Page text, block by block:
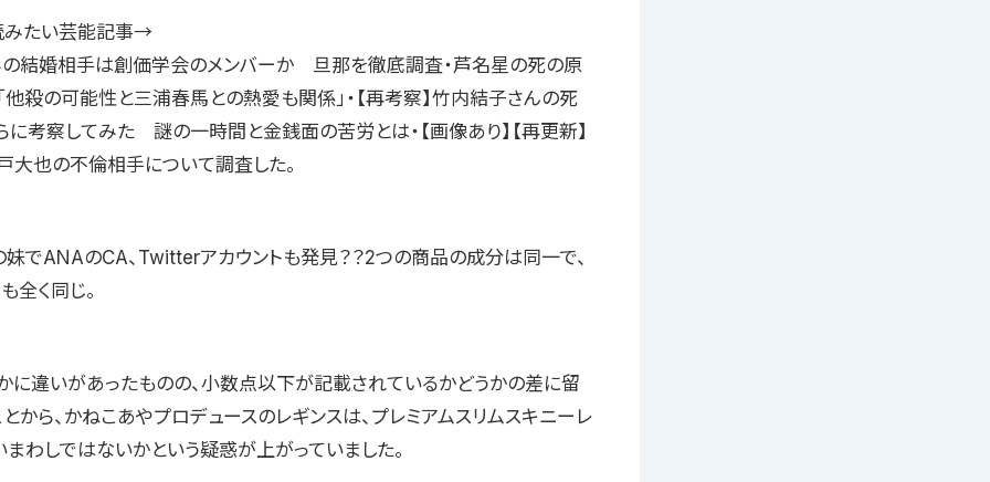
みたい芸能記事→
の結婚相手は創価学会のメンバーか 旦那を徹底調査・芦名星の死の原
殺の可能性と三浦春馬との熱愛も関係」・【再考察】竹内結子さんの死
に考察してみた 謎の一時間と金銭面の苦労とは・【画像あり】【再更新】
大也の不倫相手について調査した。
妹でANAのCA、Twitterアカウントも発見？？2つの商品の成分は同一で、
全く同じ。
に違いがあったものの、小数点以下が記載されているかどうかの差に留
から、かねこあやプロデュースのレギンスは、プレミアムスリムスキニーレ
まわしではないかという疑惑が上がっていました。